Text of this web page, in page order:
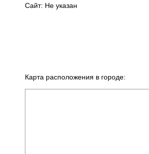
Сайт: Не указан
Карта расположения в городе: